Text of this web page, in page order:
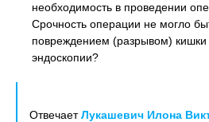
необходимость в проведении
Срочность операции не могло
повреждением (разрывом)
эндоскопии?
ОтвечаетЛукашевич Илона